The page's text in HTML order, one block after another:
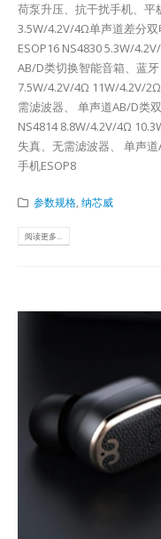
荷泵升压、抗干扰手机、平
3.5W/4.2V/4Ω单声道差分
ESOP16 NS4830 5.3W/
AB/D类切换智能音箱、蓝
7.5W/4.2V/4Ω 11W/4.2V/
需滤波器、 单声道AB/D类
NS4814 8.8W/4.2V/4Ω
失真、无需滤波器、 单声
手机ESOP8
参数规格, 纳芯威
阅读更多...